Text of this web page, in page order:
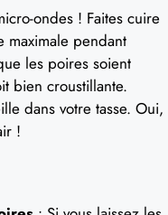
ondes ! Faites cuire
maximale pendant
les poires soient
bien croustillante.
dans votre tasse. Oui,
!